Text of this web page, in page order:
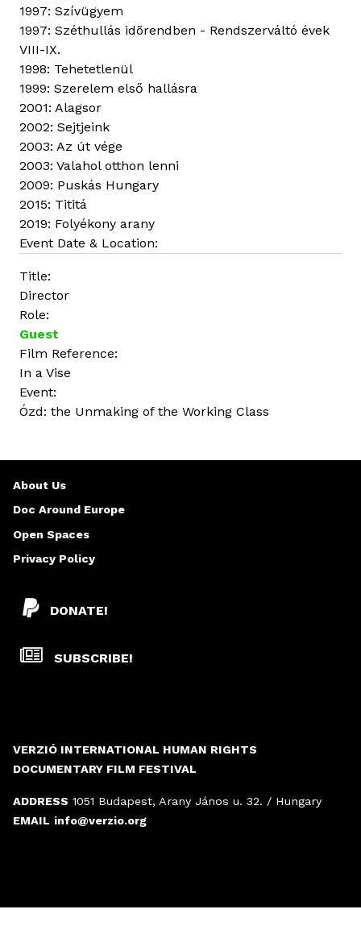
1997: Szívügyem
1997: Széthullás idõrendben - Rendszerváltó évek
VIII-IX.
1998: Tehetetlenül
1999: Szerelem első hallásra
2001: Alagsor
2002: Sejtjeink
2003: Az út vége
2003: Valahol otthon lenni
2009: Puskás Hungary
2015: Tititá
2019: Folyékony arany
Event Date & Location:
Title:
Director
Role:
Guest
Film Reference:
In a Vise
Event:
Ózd: the Unmaking of the Working Class
VERZIÓ INTERNATIONAL HUMAN RIGHTS
DOCUMENTARY FILM FESTIVAL
ADDRESS 1051 Budapest, Arany János u. 32. / Hungary
EMAIL info@verzio.org
DONATE!
SUBSCRIBE!
About Us
Doc Around Europe
Open Spaces
Privacy Policy